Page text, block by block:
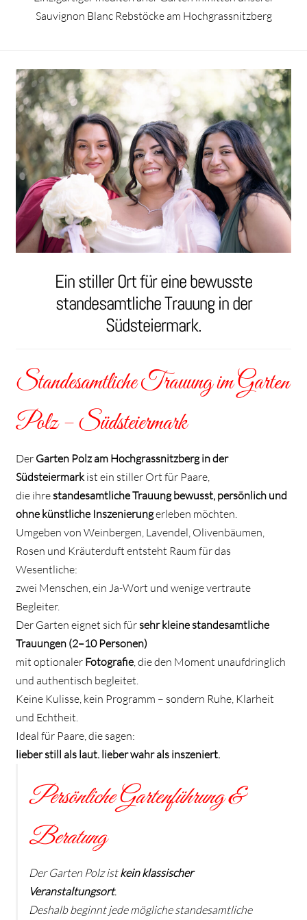
Sauvignon Blanc Rebstöcke am Hochgrassnitzberg
Ein stiller Ort für eine bewusste
standesamtliche Trauung in der
Südsteiermark.
Standesamtliche Trauung im Garten
Polz – Südsteiermark
Der Garten Polz am Hochgrassnitzberg in der
Südsteiermarkist ein stiller Ort für Paare,
die ihrestandesamtliche Trauung bewusst, persönlich und
ohne künstliche Inszenierungerleben möchten.
Umgeben von Weinbergen, Lavendel, Olivenbäumen,
Rosen und Kräuterduft entsteht Raum für das
Wesentliche:
zwei Menschen, ein Ja-Wort und wenige vertraute
Begleiter.
Der Garten eignet sich fürsehr kleine standesamtliche
Trauungen (2–10 Personen)
mit optionaler Fotografie, die den Moment unaufdringlich
und authentisch begleitet.
Keine Kulisse, kein Programm – sondern Ruhe, Klarheit
und Echtheit.
Ideal für Paare, die sagen:
lieber still als laut. lieber wahr als inszeniert.
Persönliche Gartenführung &
Beratung
Der Garten Polz istkein klassischer
Veranstaltungsort.
Deshalb beginnt jede mögliche standesamtliche